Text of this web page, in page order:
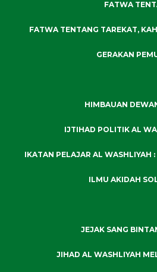
FATWA
FATWA TENTANG TAREKAT,
GERAKAN
HIMBAUAN
IJTIHAD POLITIK AL
IKATAN PELAJAR AL WASHLIYAH
ILMU AKIDAH
JEJAK SANG
JIHAD AL WASHLIYAH